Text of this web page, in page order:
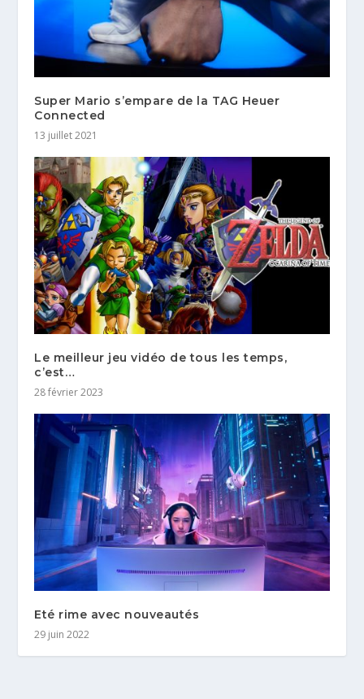
Super Mario s’empare de la TAG Heuer
Connected
13 juillet 2021
Le meilleur jeu vidéo de tous les temps,
c’est…
28 février 2023
Eté rime avec nouveautés
29 juin 2022